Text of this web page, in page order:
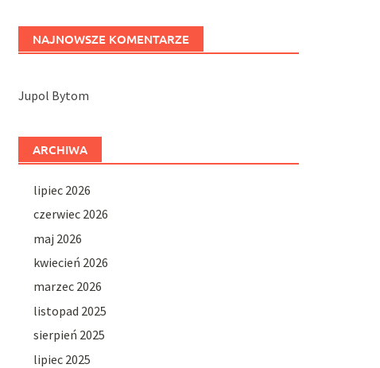
NAJNOWSZE KOMENTARZE
Jupol Bytom
ARCHIWA
lipiec 2026
czerwiec 2026
maj 2026
kwiecień 2026
marzec 2026
listopad 2025
sierpień 2025
lipiec 2025